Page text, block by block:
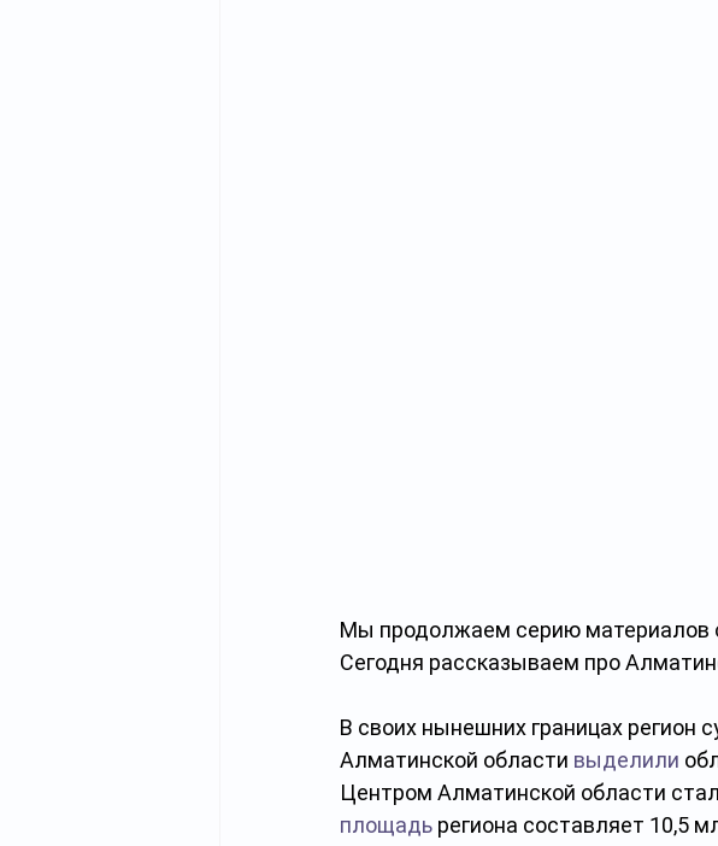
Мы продолжаем серию материалов
Сегодня рассказываем про
В своих нынешних границах регион
Алматинской области выделили
Центром Алматинской области
площадь региона составляет 10,5